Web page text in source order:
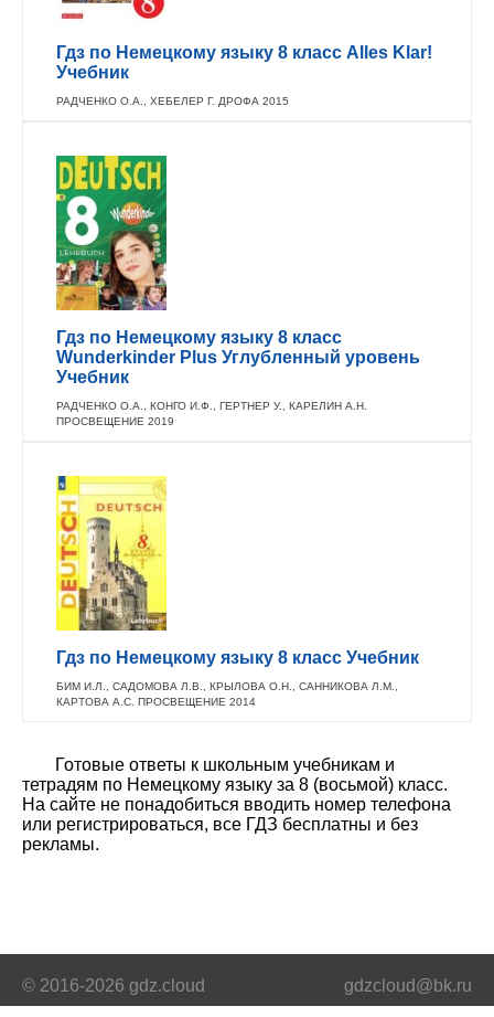
Гдз по Немецкому языку 8 класс Alles Klar!
Учебник
РАДЧЕНКО О.А., ХЕБЕЛЕР Г. ДРОФА 2015
Гдз по Немецкому языку 8 класс
Wunderkinder Plus Углубленный уровень
Учебник
РАДЧЕНКО О.А., КОНГО И.Ф., ГЕРТНЕР У., КАРЕЛИН А.Н.
ПРОСВЕЩЕНИЕ 2019
Гдз по Немецкому языку 8 класс Учебник
БИМ И.Л., САДОМОВА Л.В., КРЫЛОВА О.Н., САННИКОВА Л.М.,
КАРТОВА А.С. ПРОСВЕЩЕНИЕ 2014
Готовые ответы к школьным учебникам и
тетрадям по Немецкому языку за 8 (восьмой) класс.
На сайте не понадобиться вводить номер телефона
или регистрироваться, все ГДЗ бесплатны и без
рекламы.
© 2016-2026 gdz.cloud gdzcloud@bk.ru